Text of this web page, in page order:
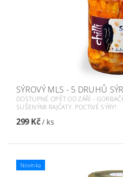
SÝROVÝ MLS - 5 DRUHŮ
DOSTUPNÉ OPĚT OD ZÁŘÍ -
SUŠENÝMI RAJČATY. POCTIVÉ SÝRY!
299 Kč/ ks
Novinka